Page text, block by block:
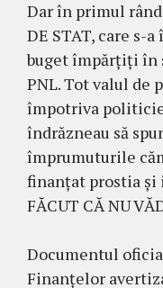
Dar în primul rând
DE STAT, care s-
buget împărțiți în
PNL. Tot valul de
împotriva
îndrăzneau să
împrumuturile
finanțat prostia și
FĂCUT CĂ NU
Documentul
Finanțelor